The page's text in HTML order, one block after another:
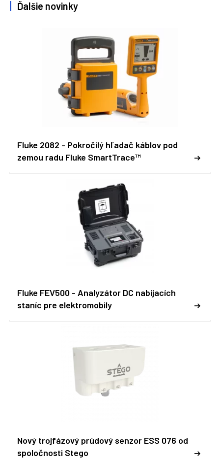
Ďalšie novinky
Fluke 2082 - Pokročilý hľadač káblov pod
zemou radu Fluke SmartTrace™
Fluke FEV500 - Analyzátor DC nabíjacích
staníc pre elektromobily
Nový trojfázový prúdový senzor ESS 076 od
spoločnosti Stego